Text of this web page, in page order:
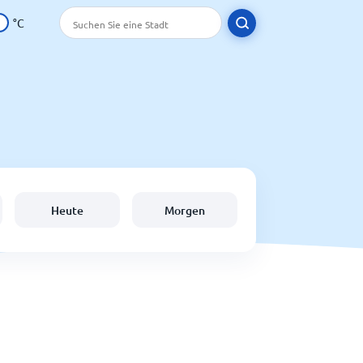
°C
Heute Morgen